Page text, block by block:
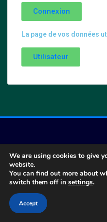
Connexion
La page de vos données
Utilisateur
Copyright © 2022 | Powered by
We are using cookies to give
website.
You can find out more about
switch them off in settings.
Accept